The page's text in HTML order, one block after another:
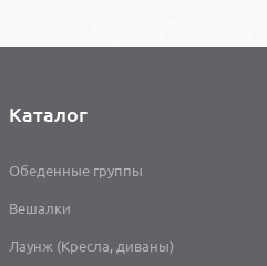
Каталог
Обеденные группы
Вешалки
Лаунж (Кресла, диваны)